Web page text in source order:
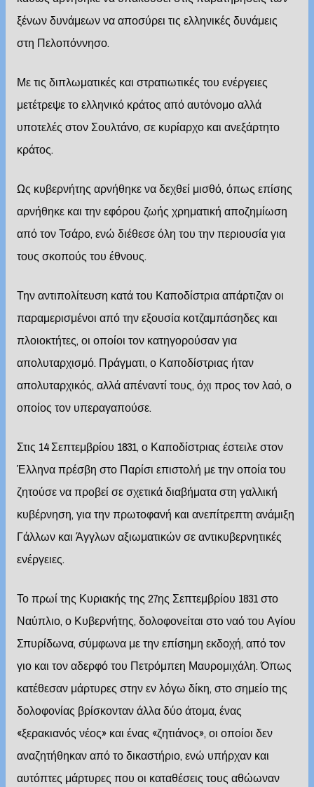
ξένων δυνάμεων να αποσύρει τις ελληνικές δυνάμεις
στη Πελοπόννησο.
Με τις διπλωματικές και στρατιωτικές του ενέργειες
μετέτρεψε το ελληνικό κράτος από αυτόνομο αλλά
υποτελές στον Σουλτάνο, σε κυρίαρχο και ανεξάρτητο
κράτος.
Ως κυβερνήτης αρνήθηκε να δεχθεί μισθό, όπως επίσης
αρνήθηκε και την εφόρου ζωής χρηματική αποζημίωση
από τον Τσάρο, ενώ διέθεσε όλη του την περιουσία για
τους σκοπούς του έθνους.
Την αντιπολίτευση κατά του Καποδίστρια απάρτιζαν οι
παραμερισμένοι από την εξουσία κοτζαμπάσηδες και
πλοιοκτήτες, οι οποίοι τον κατηγορούσαν για
απολυταρχισμό. Πράγματι, ο Καποδίστριας ήταν
απολυταρχικός, αλλά απέναντί τους, όχι προς τον λαό, ο
οποίος τον υπεραγαπούσε.
Στις 14 Σεπτεμβρίου 1831, ο Καποδίστριας έστειλε στον
Έλληνα πρέσβη στο Παρίσι επιστολή με την οποία του
ζητούσε να προβεί σε σχετικά διαβήματα στη γαλλική
κυβέρνηση, για την πρωτοφανή και ανεπίτρεπτη ανάμιξη
Γάλλων και Άγγλων αξιωματικών σε αντικυβερνητικές
ενέργειες.
Το πρωί της Κυριακής της 27ης Σεπτεμβρίου 1831 στο
Ναύπλιο, ο Κυβερνήτης, δολοφονείται στο ναό του Αγίου
Σπυρίδωνα, σύμφωνα με την επίσημη εκδοχή, από τον
γιο και τον αδερφό του Πετρόμπεη Μαυρομιχάλη. Όπως
κατέθεσαν μάρτυρες στην εν λόγω δίκη, στο σημείο της
δολοφονίας βρίσκονταν άλλα δύο άτομα, ένας
«ξερακιανός νέος» και ένας «ζητιάνος», οι οποίοι δεν
αναζητήθηκαν από το δικαστήριο, ενώ υπήρχαν και
αυτόπτες μάρτυρες που οι καταθέσεις τους αθώωναν